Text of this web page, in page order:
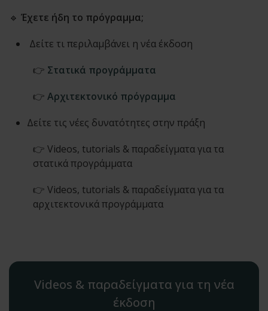
🔹 Έχετε ήδη το πρόγραμμα;
Δείτε τι περιλαμβάνει η νέα έκδοση
👉 Στατικά προγράμματα
👉 Αρχιτεκτονικό πρόγραμμα
Δείτε τις νέες δυνατότητες στην πράξη
👉 Videos, tutorials & παραδείγματα για τα
στατικά προγράμματα
👉 Videos, tutorials & παραδείγματα για τα
αρχιτεκτονικά προγράμματα
Videos & παραδείγματα για τη νέα
έκδοση